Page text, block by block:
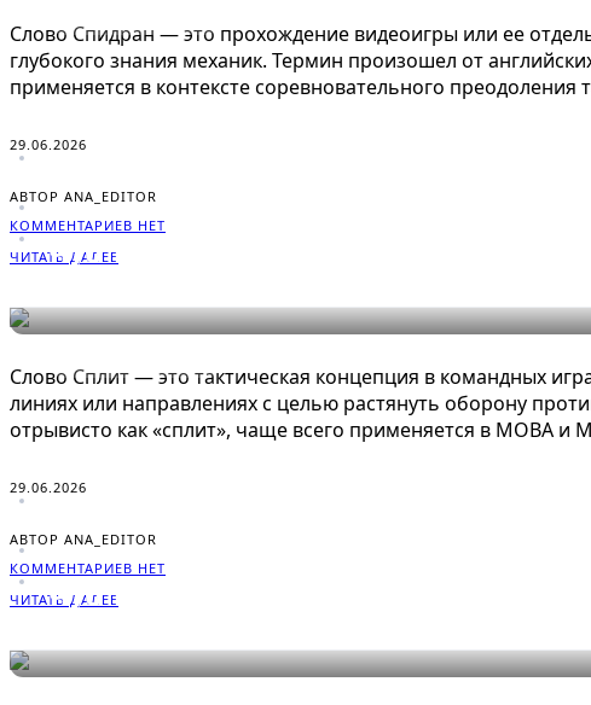
Слово Спидран — это прохождение видеоигры или ее
глубокого знания механик. Термин произошел от
применяется в контексте соревновательного
29.06.2026
АВТОР ANA_EDITOR
КОММЕНТАРИЕВ НЕТ
ЧИТАТЬ ДАЛЕЕ
Что такое Сплит в играх:
Слово Сплит — это тактическая концепция в командных
линиях или направлениях с целью растянуть оборону
отрывисто как «сплит», чаще всего применяется в MOBA
29.06.2026
АВТОР ANA_EDITOR
КОММЕНТАРИЕВ НЕТ
ЧИТАТЬ ДАЛЕЕ
Что такое Стак в играх: понятное